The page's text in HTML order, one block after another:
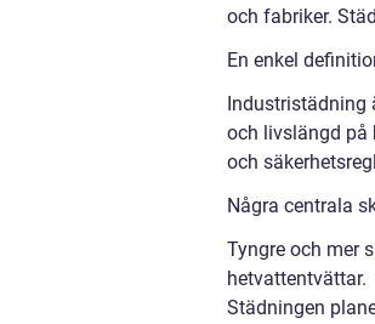
och fabriker.
En enkel
Industristädning
och livslängd på
och
Några centrala
Tyngre och mer
hetvattentvättar.
Städningen